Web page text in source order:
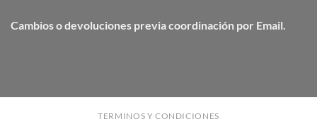
Cambios o devoluciones previa coordinación por Email.
TERMINOS Y CONDICIONES